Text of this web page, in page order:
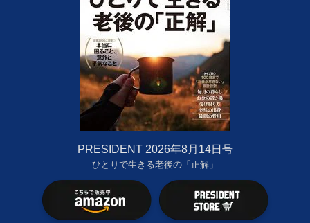
PRESIDENT 2026年8月14日号
ひとりで生きる老後の「正解」